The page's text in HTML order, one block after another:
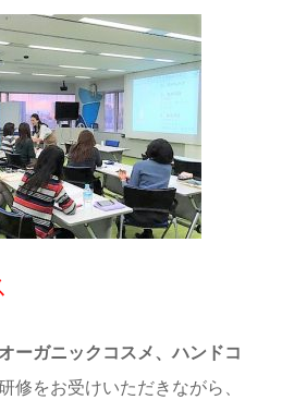
ーガニックコスメ、ハンドコ
修をお受けいただきながら、